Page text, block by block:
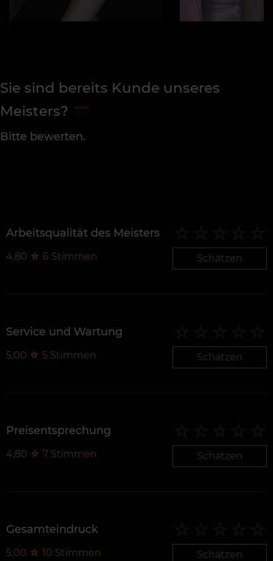
Sie sind bereits Kunde unseres
Meisters?
Bitte bewerten.
Arbeitsqualität des Meisters
4,80 ☆ 6 Stimmen Schätzen
Service und Wartung
5,00 ☆ 5 Stimmen Schätzen
Preisentsprechung
4,80 ☆ 7 Stimmen Schätzen
Gesamteindruck
5,00 ☆ 10 Stimmen Schätzen